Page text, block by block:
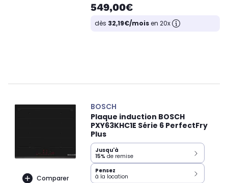
549,00€
dès 32,19€/moisen 20x
Comparer
BOSCH
Plaque induction BOSCH
PXY63KHC1E Série 6 PerfectFry
Plus
Jusqu'à
15% de remise
Pensez
à la location